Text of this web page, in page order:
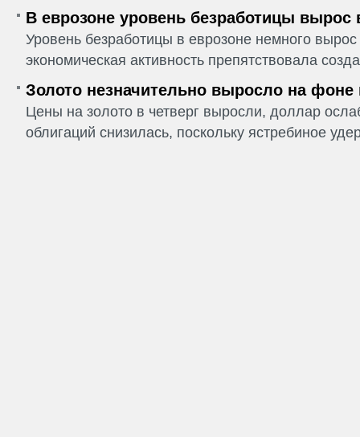
В еврозоне уровень безработицы вырос
Уровень безработицы в еврозоне немного
экономическая активность препятствовала
Золото незначительно выросло на фоне
Цены на золото в четверг выросли, доллар
облигаций снизилась, поскольку ястребиное